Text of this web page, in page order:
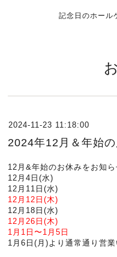
記念日のホール
2024-11-23 11:18:00
2024年12月＆年始
12月&年始のお休みをお知ら
12月4日(水)
12月11日(水)
12月12日(木)
12月18日(水)
12月26日(木)
1月1日〜1月5日
1月6日(月)より通常通り営業